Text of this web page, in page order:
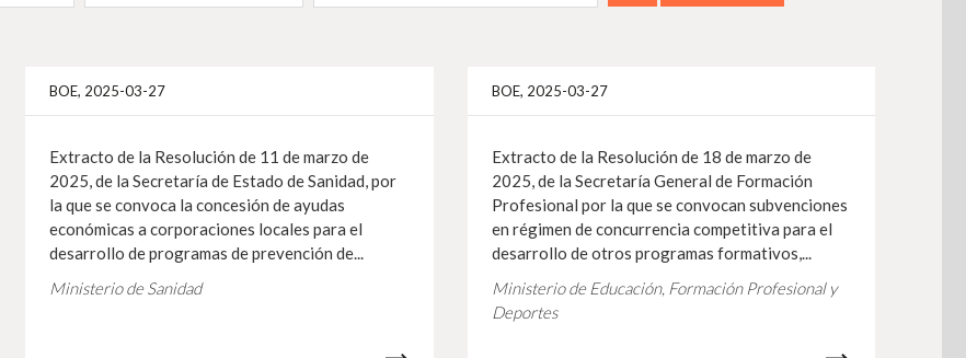
Info gehiagoBOE, 2025-03-27
Extracto de la Resolución de 11 de marzo de
2025, de la Secretaría de Estado de Sanidad, por
la que se convoca la concesión de ayudas
económicas a corporaciones locales para el
desarrollo de programas de prevención de...
Ministerio de Sanidad
Info gehiagoBOE, 2025-03-27
Extracto de la Resolución de 18 de marzo de
2025, de la Secretaría General de Formación
Profesional por la que se convocan subvenciones
en régimen de concurrencia competitiva para el
desarrollo de otros programas formativos,...
Ministerio de Educación, Formación Profesional y
Deportes